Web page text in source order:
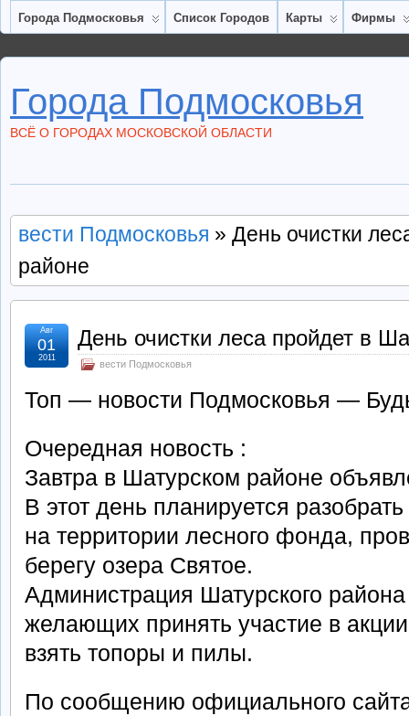
Города Подмосковья Список Городов Карты Фирмы
Города Подмосковья
ВСЁ О ГОРОДАХ МОСКОВСКОЙ ОБЛАСТИ
вести Подмосковья » День очистки
районе
День очистки леса пройдет в
вести Подмосковья
Авг
01
2011
Топ — новости Подмосковья —
Очередная новость :
Завтра в Шатурском районе
В этот день планируется
на территории лесного фонда,
берегу озера Святое.
Администрация Шатурского
желающих принять участие в
взять топоры и пилы.
По сообщению официального